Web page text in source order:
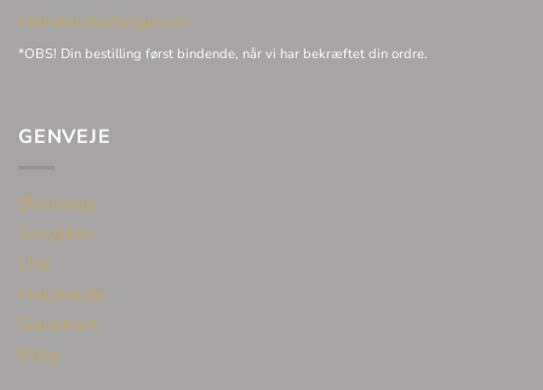
Handelsbetingelser
*OBS! Din bestilling først bindende, når vi har bekræftet din ordre.
GENVEJE
Øreringe
Smykker
Ure
Halskæde
Gavekort
Blog